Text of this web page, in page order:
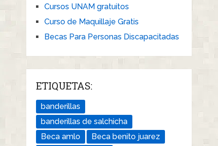
Cursos UNAM gratuitos
Curso de Maquillaje Gratis
Becas Para Personas Discapacitadas
ETIQUETAS:
banderillas
banderillas de salchicha
Beca amlo
Beca benito juarez